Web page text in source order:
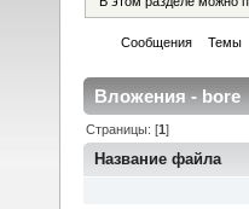
Сообщения Темы
Вложения - bore
Страницы: [1]
Название файла